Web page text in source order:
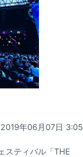
2019年06月07日 3:05
スティバル「THE